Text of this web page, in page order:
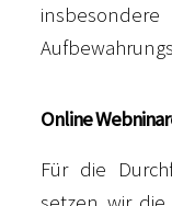
Online
Für die